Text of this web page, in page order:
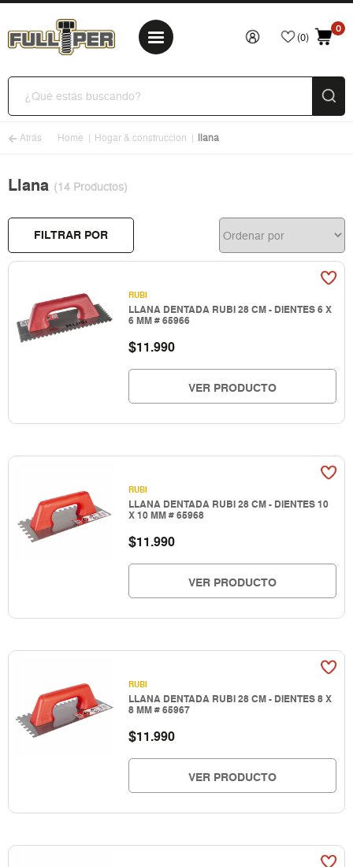
(0)
0
Atrás Home Hogar & construccion llana
Llana (14 Productos)
FILTRAR POR
RUBI
LLANA DENTADA RUBI 28 CM - DIENTES 6 X
6 MM # 65966
$11.990
VER PRODUCTO
RUBI
LLANA DENTADA RUBI 28 CM - DIENTES 10
X 10 MM # 65968
$11.990
VER PRODUCTO
RUBI
LLANA DENTADA RUBI 28 CM - DIENTES 8 X
8 MM # 65967
$11.990
VER PRODUCTO